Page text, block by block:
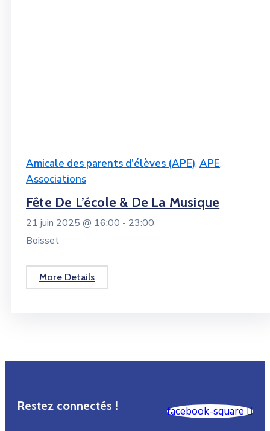
Amicale des parents d'élèves (APE), APE,
Associations
Fête De L’école & De La Musique
21 juin 2025 @ 16:00 - 23:00
Boisset
More Details
Restez connectés ! facebook-square